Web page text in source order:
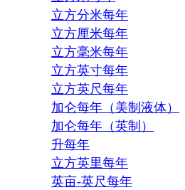
立方分米每年
立方厘米每年
立方毫米每年
立方英寸每年
立方英尺每年
加仑每年（美制液体）
加仑每年（英制）
升每年
立方英里每年
英亩-英尺每年